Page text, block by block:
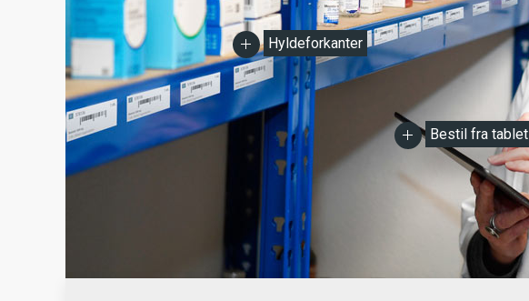
Hyldeforkanter
Bestil fra tablet